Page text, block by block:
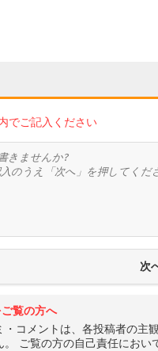
でご記入ください
覧の方へ
・コメントは、各投稿者の主
ご覧の方の自己責任におい